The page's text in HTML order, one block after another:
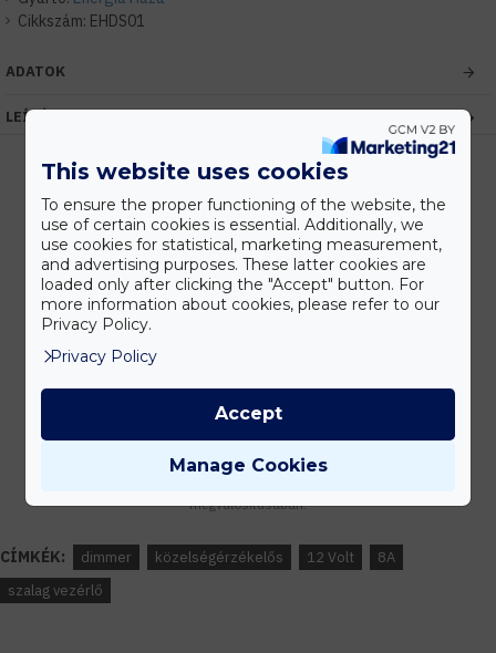
Cikkszám: EHDS01
ADATOK
LEÍRÁS
Kedvezmények
Vásárolj nagyobb mennyiségben és megadjuk a legjobb gyártói árakat.
Készleten lévő termékeinket akár 24 órán belül megkaphatod!
Tanácsadás
megvalósításában.
CÍMKÉK: dimmer közelségérzékelős 12 Volt
8A
szalag vezérlő
This website uses cookies
To ensure the proper functioning of the website, the
use of certain cookies is essential. Additionally, we
use cookies for statistical, marketing measurement,
and advertising purposes. These latter cookies are
loaded only after clicking the "Accept" button. For
more information about cookies, please refer to our
Privacy Policy.
Privacy Policy
Manage Cookies
Accept